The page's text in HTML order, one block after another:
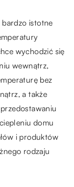
bardzo istotne
wychodzić się
wewnątrz,
bez
a także
domu
i produktów
rodzaju